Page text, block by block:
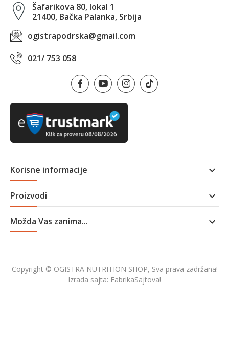
Šafarikova 80, lokal 1
21400, Bačka Palanka, Srbija
ogistrapodrska@gmail.com
021/ 753 058
Korisne informacije 
Proizvodi 
Možda Vas zanima... 
Copyright © OGISTRA NUTRITION SHOP, Sva prava zadržana!
Izrada sajta: FabrikaSajtova!